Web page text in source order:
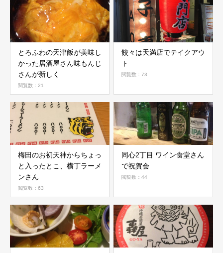
とろふわの天津飯が美味し
かった居酒屋さん味もんじ
さんが新しく
閲覧数：21
餃々は天満店でテイクアウ
ト
閲覧数：73
梅田のお初天神からちょっ
と入ったとこ、横丁ラーメ
ンさん
閲覧数：63
同心2丁目 ワイン食堂さん
で祝賀会
閲覧数：44